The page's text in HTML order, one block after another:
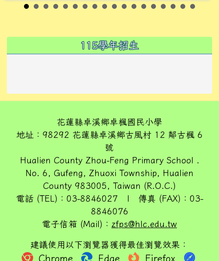
115學年招生
花蓮縣卓溪鄉卓楓國民小學
地址：98292 花蓮縣卓溪鄉古風村 12 鄰古楓 6
號
Hualien County Zhou-Feng Primary School .
No. 6, Gufeng, Zhuoxi Township, Hualien
County 983005, Taiwan (R.O.C.)
電話 (TEL)：03-8846027 | 傳真 (FAX)：03-
8846076
電子信箱 (Mail)： zfps@hlc.edu.tw
建議使用以下瀏覽器獲得最佳瀏覽效果：
Chrome Edge
Firefox